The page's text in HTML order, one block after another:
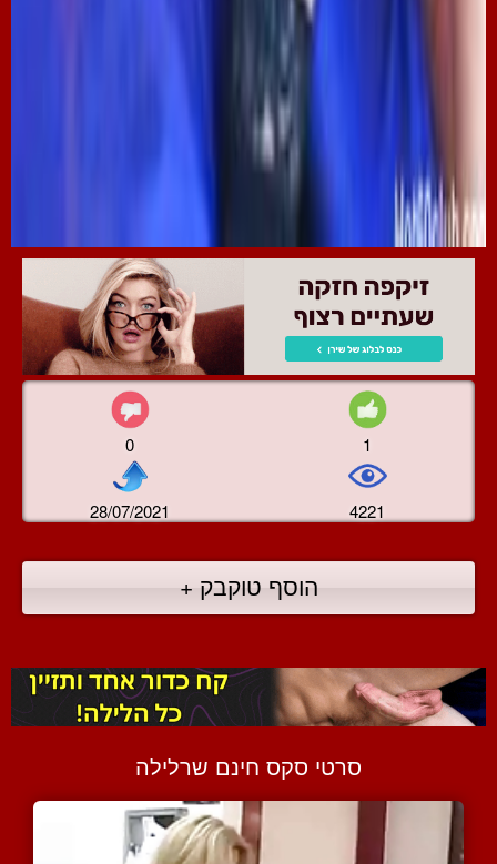
0 1
28/07/2021 4221
הוסף טוקבק +
סרטי סקס חינם שרלילה